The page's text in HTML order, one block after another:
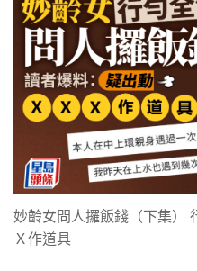
妙齡女問人攞飯錢（下集）
Ｘ作道具